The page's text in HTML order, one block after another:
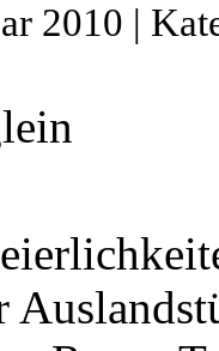
2010 |